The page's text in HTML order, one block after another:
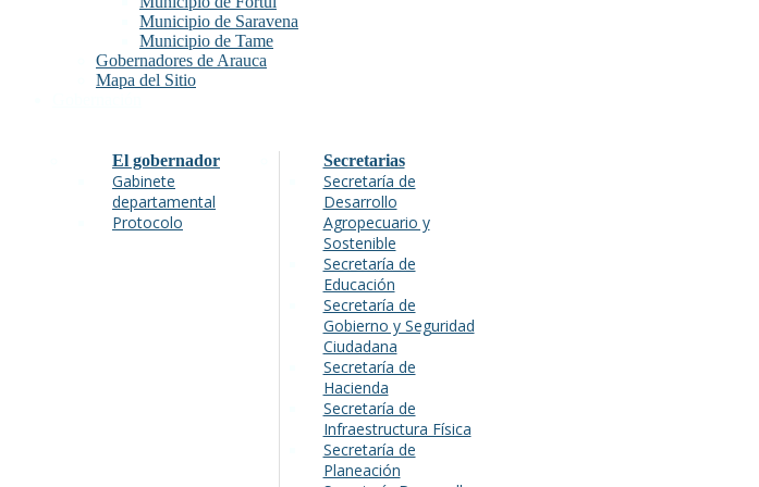
Municipio de Saravena
Municipio de Tame
Gobernadores de Arauca
Mapa del Sitio
El gobernador
Gabinete
departamental
Protocolo
Secretarias
Secretaría de
Desarrollo
Agropecuario y
Sostenible
Secretaría de
Educación
Secretaría de
Gobierno y Seguridad
Ciudadana
Secretaría de
Hacienda
Secretaría de
Infraestructura Física
Secretaría de
Planeación